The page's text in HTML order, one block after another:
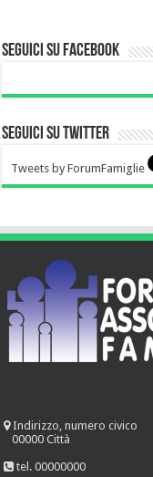
Seguici su Facebook
Seguici su Twitter
Tweets by ForumFamiglie
Indirizzo, numero civico
00000 Città
tel. 00000000